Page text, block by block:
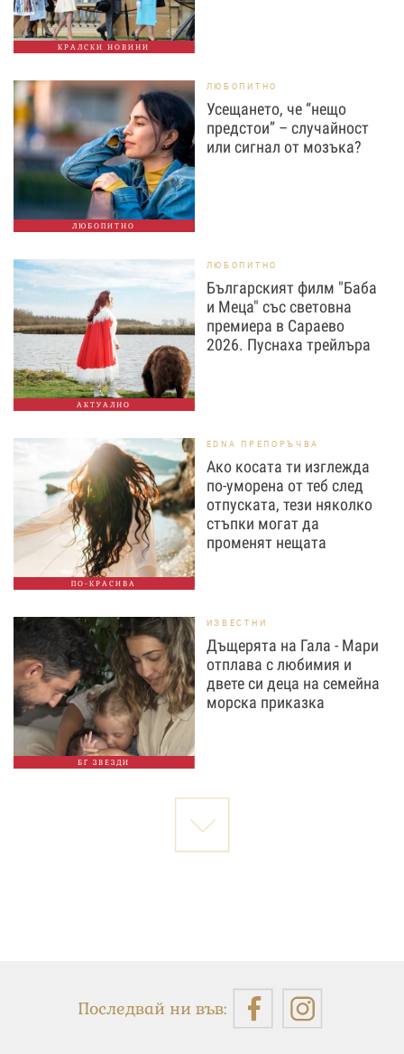
КРАЛСКИ НОВИНИ
ЛЮБОПИТНО
ЛЮБОПИТНО
Усещането, че “нещо
предстои” – случайност
или сигнал от мозъка?
АКТУАЛНО
ЛЮБОПИТНО
Българският филм "Баба
и Меца" със световна
премиера в Сараево
2026. Пуснаха трейлъра
ПО-КРАСИВА
EDNA ПРЕПОРЪЧВА
Ако косата ти изглежда
по-уморена от теб след
отпуската, тези няколко
стъпки могат да
променят нещата
БГ ЗВЕЗДИ
ИЗВЕСТНИ
Дъщерята на Гала - Мари
отплава с любимия и
двете си деца на семейна
морска приказка
Последвай ни във: